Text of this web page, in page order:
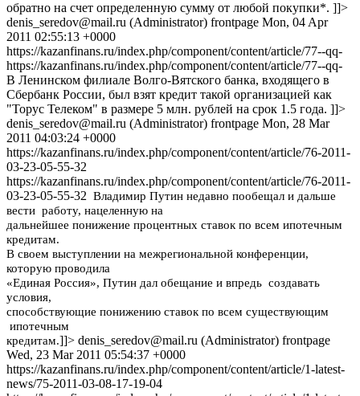
обратно на счет определенную сумму от любой покупки*. ]]>
denis_seredov@mail.ru (Administrator) frontpage Mon, 04 Apr
2011 02:55:13 +0000
https://kazanfinans.ru/index.php/component/content/article/77--qq-
https://kazanfinans.ru/index.php/component/content/article/77--qq-
В Ленинском филиале Волго-Вятского банка, входящего в
Сбербанк России, был взят кредит такой организацией как
"Торус Телеком" в размере 5 млн. рублей на срок 1.5 года. ]]>
denis_seredov@mail.ru (Administrator) frontpage Mon, 28 Mar
2011 04:03:24 +0000
https://kazanfinans.ru/index.php/component/content/article/76-2011-
03-23-05-55-32
https://kazanfinans.ru/index.php/component/content/article/76-2011-
03-23-05-55-32 Владимир Путин недавно пообещал и дальше
вести работу, нацеленную на
дальнейшее понижение процентных ставок по всем ипотечным
кредитам.
В своем выступлении на межрегиональной конференции,
которую проводила
«Единая Россия», Путин дал обещание и впредь создавать
условия,
способствующие понижению ставок по всем существующим
ипотечным
кредитам.]]> denis_seredov@mail.ru (Administrator) frontpage
Wed, 23 Mar 2011 05:54:37 +0000
https://kazanfinans.ru/index.php/component/content/article/1-latest-
news/75-2011-03-08-17-19-04